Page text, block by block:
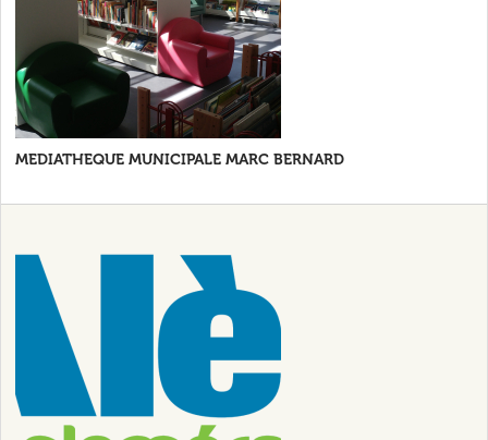
MEDIATHEQUE MUNICIPALE MARC BERNARD